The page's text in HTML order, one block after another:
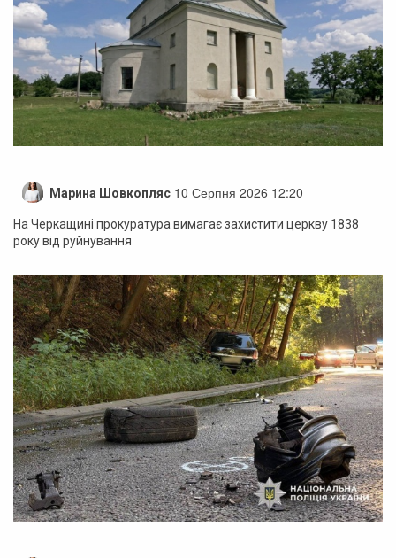
Марина Шовкопляс 10 Серпня 2026 12:20
На Черкащині прокуратура вимагає захистити церкву 1838
року від руйнування